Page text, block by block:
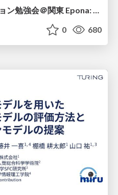
第66回コンピュータビジョン勉強会＠関東 Epona: Autoregressive Diffusion World Model for Autonomous Driving
0 680